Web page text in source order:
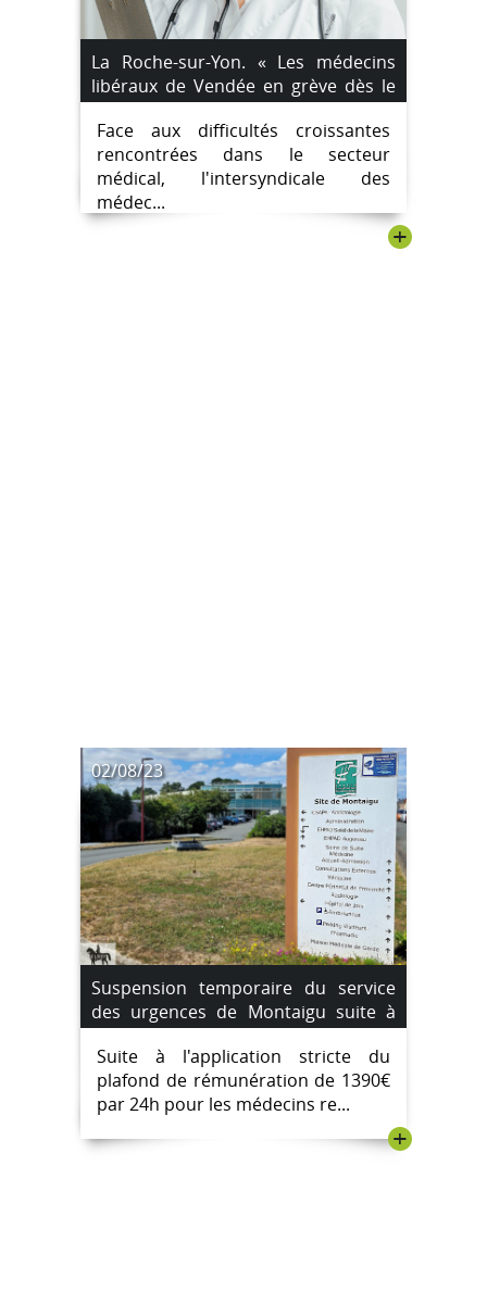
La Roche-sur-Yon. « Les médecins
libéraux de Vendée en grève dès le
vendredi 13 octobre »
Face aux difficultés croissantes
rencontrées dans le secteur
médical, l'intersyndicale des
médec...
+
02/08/23
Suspension temporaire du service
des urgences de Montaigu suite à
une pénurie de médecins
remplaçants. du 4 août au 7 août
2023.
Suite à l'application stricte du
plafond de rémunération de 1390€
par 24h pour les médecins re...
+